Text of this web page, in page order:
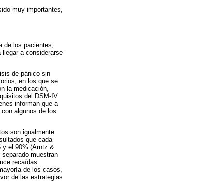
muy importantes,
de los pacientes,
llegar a considerarse
de pánico sin
en los que se
la medicación,
del DSM-IV
informan que a
algunos de los
son igualmente
que cada
y el 90% (Arntz &
muestran
recaídas
de los casos,
de las estrategias